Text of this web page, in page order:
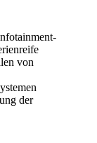
von
der